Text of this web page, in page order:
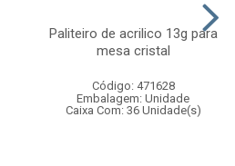
Paliteiro de acrilico 13g para
mesa cristal
Código: 471628
Embalagem: Unidade
Caixa Com: 36 Unidade(s)